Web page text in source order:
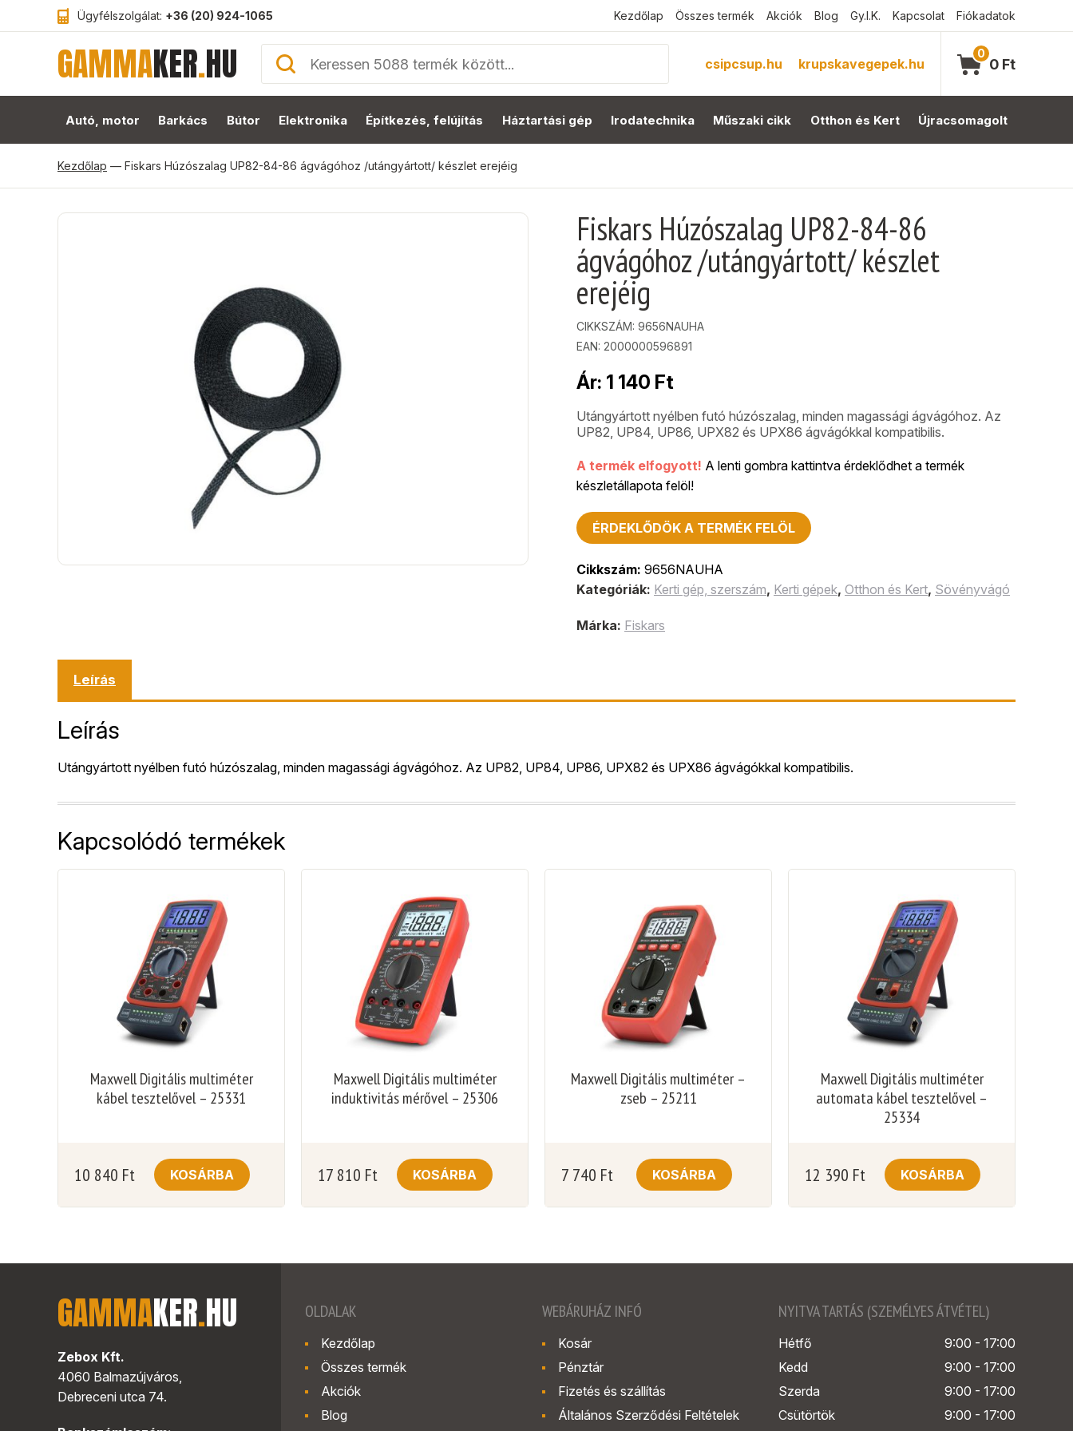
Ügyfélszolgálat: +36 (20) 924-1065 Kezdőlap Összes termék Akciók Blog Gy.I.K. Kapcsolat Fiókadatok
GAMMAKER.HU csipcsup.hu krupskavegepek.hu
0
0 Ft
Autó, motor Barkács Bútor Elektronika Építkezés, felújítás Háztartási gép Irodatechnika Műszaki cikk Otthon és Kert Újracsomagolt
Kezdőlap — Fiskars Húzószalag UP82-84-86 ágvágóhoz /utángyártott/ készlet erejéig
Fiskars Húzószalag UP82-84-86
ágvágóhoz /utángyártott/ készlet
erejéig
CIKKSZÁM: 9656NAUHA
EAN: 2000000596891
Ár: 1 140 Ft
Utángyártott nyélben futó húzószalag, minden magassági ágvágóhoz. Az
UP82, UP84, UP86, UPX82 és UPX86 ágvágókkal kompatibilis.
A termék elfogyott! A lenti gombra kattintva érdeklődhet a termék
készletállapota felöl!
ÉRDEKLŐDÖK A TERMÉK FELÖL
Cikkszám: 9656NAUHA
Kategóriák: Kerti gép, szerszám, Kerti gépek, Otthon és Kert, Sövényvágó
Márka: Fiskars
Leírás
Leírás
Utángyártott nyélben futó húzószalag, minden magassági ágvágóhoz. Az UP82, UP84, UP86, UPX82 és UPX86 ágvágókkal kompatibilis.
Kapcsolódó termékek
Maxwell Digitális multiméter
kábel tesztelővel – 25331
10 840 Ft KOSÁRBA
Maxwell Digitális multiméter
induktivitás mérővel – 25306
17 810 Ft KOSÁRBA
Maxwell Digitális multiméter –
zseb – 25211
7 740 Ft KOSÁRBA
Maxwell Digitális multiméter
automata kábel tesztelővel –
25334
12 390 Ft KOSÁRBA
GAMMAKER.HU
Zebox Kft.
4060 Balmazújváros,
Debreceni utca 74.
OLDALAK
Kezdőlap
Összes termék
Akciók
Blog
WEBÁRUHÁZ INFÓ
Kosár
Pénztár
Fizetés és szállítás
Általános Szerződési Feltételek
NYITVA TARTÁS (SZEMÉLYES ÁTVÉTEL)
Hétfő
9:00 - 17:00
Kedd
9:00 - 17:00
Szerda
9:00 - 17:00
Csütörtök
9:00 - 17:00